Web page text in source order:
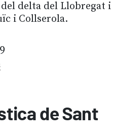
delta del Llobregat i
i Collserola.
de Sant